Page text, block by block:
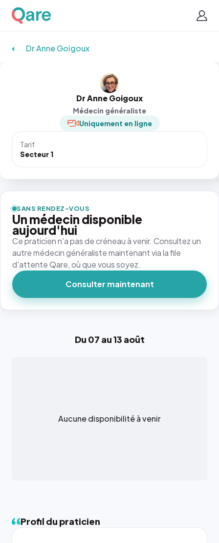
Dr Anne Goigoux
Dr Anne Goigoux
Médecin généraliste
Uniquement en ligne
Tarif
Secteur 1
Du 07 au 13 août
Aucune disponibilité à venir
Profil du praticien
SANS RENDEZ-VOUS
Un médecin disponible
aujourd'hui
Ce praticien n'a pas de créneau à venir. Consultez un
autre médecin généraliste maintenant via la file
d'attente Qare, où que vous soyez.
Consulter maintenant